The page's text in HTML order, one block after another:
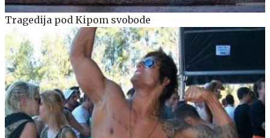
Tragedija pod Kipom svobode